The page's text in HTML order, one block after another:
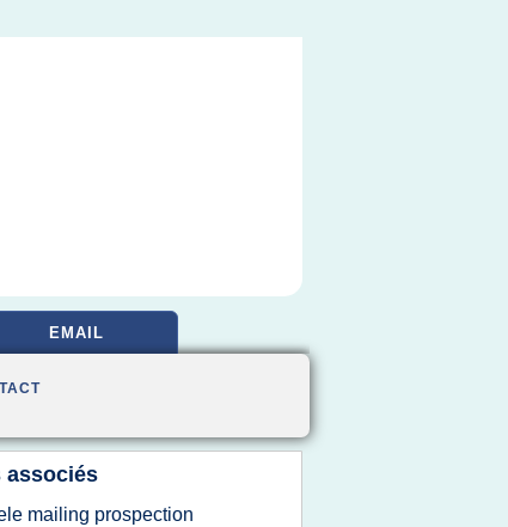
EMAIL
associés
mailing prospection